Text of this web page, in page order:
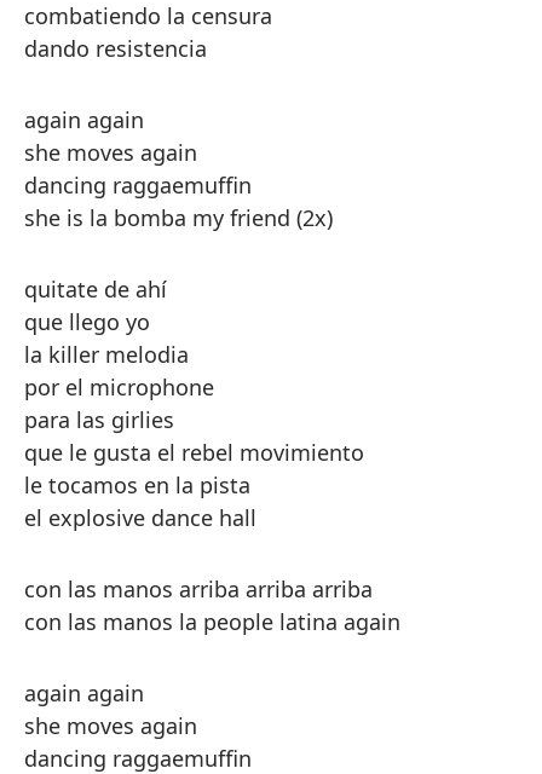
combatiendo la censura
dando resistencia
again again
she moves again
dancing raggaemuffin
she is la bomba my friend (2x)
quitate de ahí
que llego yo
la killer melodia
por el microphone
para las girlies
que le gusta el rebel movimiento
le tocamos en la pista
el explosive dance hall
con las manos arriba arriba arriba
con las manos la people latina again
again again
she moves again
dancing raggaemuffin